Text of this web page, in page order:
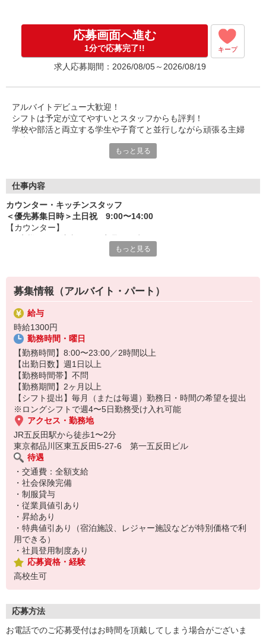
応募画面へ進む
1分で応募完了!! キープ
求人応募期間：2026/08/05～2026/08/19
アルバイトデビュー大歓迎！
シフトは予定が立てやすいとスタッフからも評判！
学校や部活と両立する学生や子育てと並行しながら頑張る主婦
みんなから「働きやすい！」という声が上がっています♪
＜ 未経験でも心配ナシ ＞
先輩によるレクチャーもあるので、
久しぶりのお仕事のパートさんや初アルバイトの学生さんも安心
です♪
オトクな従業員割引があるのも必見！まずは気軽にご応募を☆
もっと見る
仕事内容
カウンター・キッチンスタッフ
＜優先募集日時＞土日祝 9:00〜14:00
【カウンター】
【キッチン】 ※対面や接客はなし！
■チキンの調理
こだわりの詰まったKFCのチキンをつくるお仕事です。
ひとつひとつ丁寧に粉をまぶして揚げる作業をお任せします。
カンタンな作業なので初めての方もスグに覚えられますし、
作業については丁寧に教えるから心配はいりません
もっと見る
募集情報（アルバイト・パート）
給与
時給1300円
勤務時間・曜日
【勤務時間】8:00〜23:00／2時間以上
【出勤日数】週1日以上
【勤務時間帯】不問
【勤務期間】2ヶ月以上
【シフト提出】毎月（または毎週）勤務日・時間の希望を提出
※ロングシフトで週4〜5日勤務受け入れ可能
アクセス・勤務地
JR五反田駅から徒歩1〜2分
東京都品川区東五反田5-27-6 第一五反田ビル
待遇
・交通費：全額支給
・社会保険完備
・制服貸与
・従業員値引あり
・昇給あり
・特典値引あり（宿泊施設、レジャー施設などが特別価格で利
用できる）
・社員登用制度あり
応募資格・経験
高校生可
応募方法
お電話でのご応募受付はお時間を頂戴してしまう場合がございま